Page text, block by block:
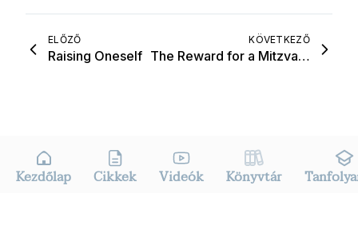
ELŐZŐ
Raising Oneself
KÖVETKEZŐ
The Reward for a Mitzva–a Mitzva
Kezdőlap Cikkek Videók Könyvtár